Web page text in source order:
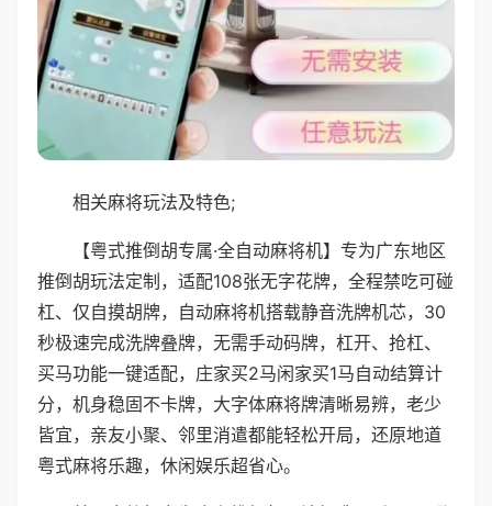
相关麻将玩法及特色;
【粤式推倒胡专属·全自动麻将机】专为广东地区
推倒胡玩法定制，适配108张无字花牌，全程禁吃可碰
杠、仅自摸胡牌，自动麻将机搭载静音洗牌机芯，30
秒极速完成洗牌叠牌，无需手动码牌，杠开、抢杠、
买马功能一键适配，庄家买2马闲家买1马自动结算计
分，机身稳固不卡牌，大字体麻将牌清晰易辨，老少
皆宜，亲友小聚、邻里消遣都能轻松开局，还原地道
粤式麻将乐趣，休闲娱乐超省心。